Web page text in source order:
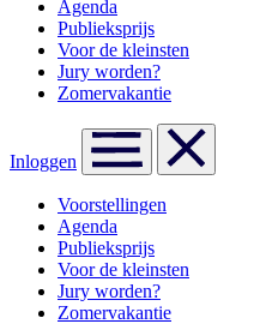
Agenda
Publieksprijs
Voor de kleinsten
Jury worden?
Zomervakantie
Inloggen
Voorstellingen
Agenda
Publieksprijs
Voor de kleinsten
Jury worden?
Zomervakantie